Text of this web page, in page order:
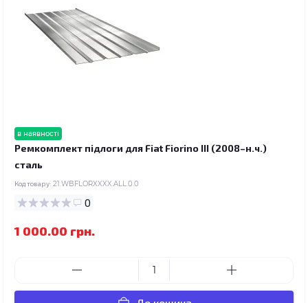
в наявності
Ремкомплект підлоги для Fiat Fiorino III (2008–н.ч.)
сталь
Код товару: 21.WBFLORXXXX.ALL.0.0
0
1 000.00 грн.